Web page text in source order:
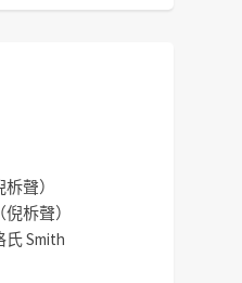
柝聲）
（倪柝聲）
氏 Smith